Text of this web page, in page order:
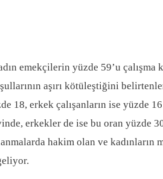
emekçilerin yüzde 59’u çalışma
aşırı kötüleştiğini
18, erkek çalışanların ise yüzde
erkekler de ise bu oran yüzde
hakim olan ve kadınların